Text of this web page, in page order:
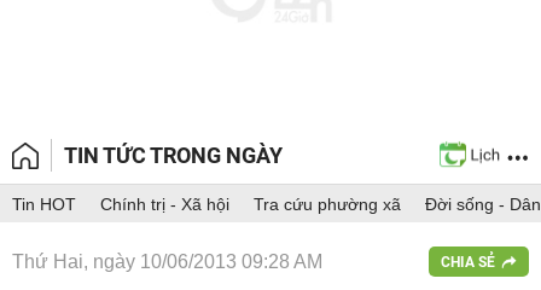
TIN TỨC TRONG NGÀY
Tin HOT Chính trị - Xã hội Tra cứu phường xã Đời sống -
Thứ Hai, ngày 10/06/2013 09:28 AM CHIA SẺ